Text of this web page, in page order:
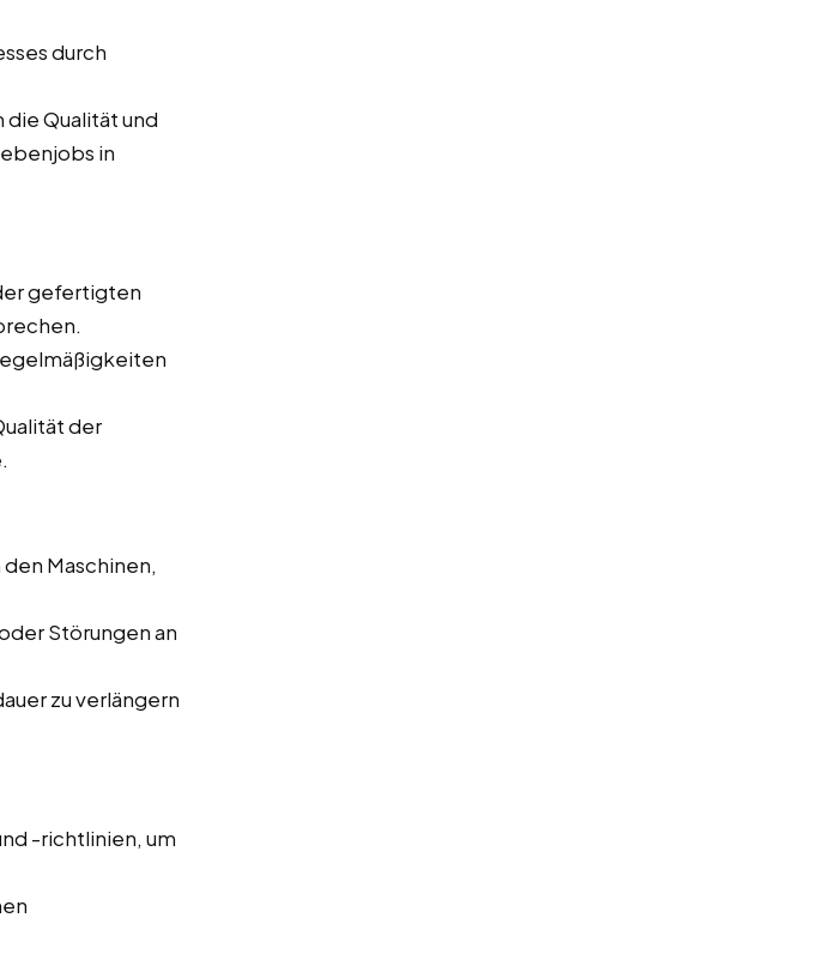
durch
Qualität und
in
gefertigten
der
Maschinen,
Störungen an
zu verlängern
-richtlinien, um